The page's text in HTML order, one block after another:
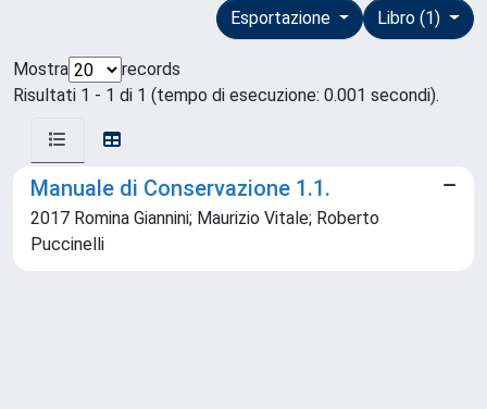
Libro (1)
Esportazione
Mostra
records
Risultati 1 - 1 di 1 (tempo di esecuzione: 0.001 secondi).
Manuale di Conservazione 1.1.
2017 Romina Giannini; Maurizio Vitale; Roberto
Puccinelli